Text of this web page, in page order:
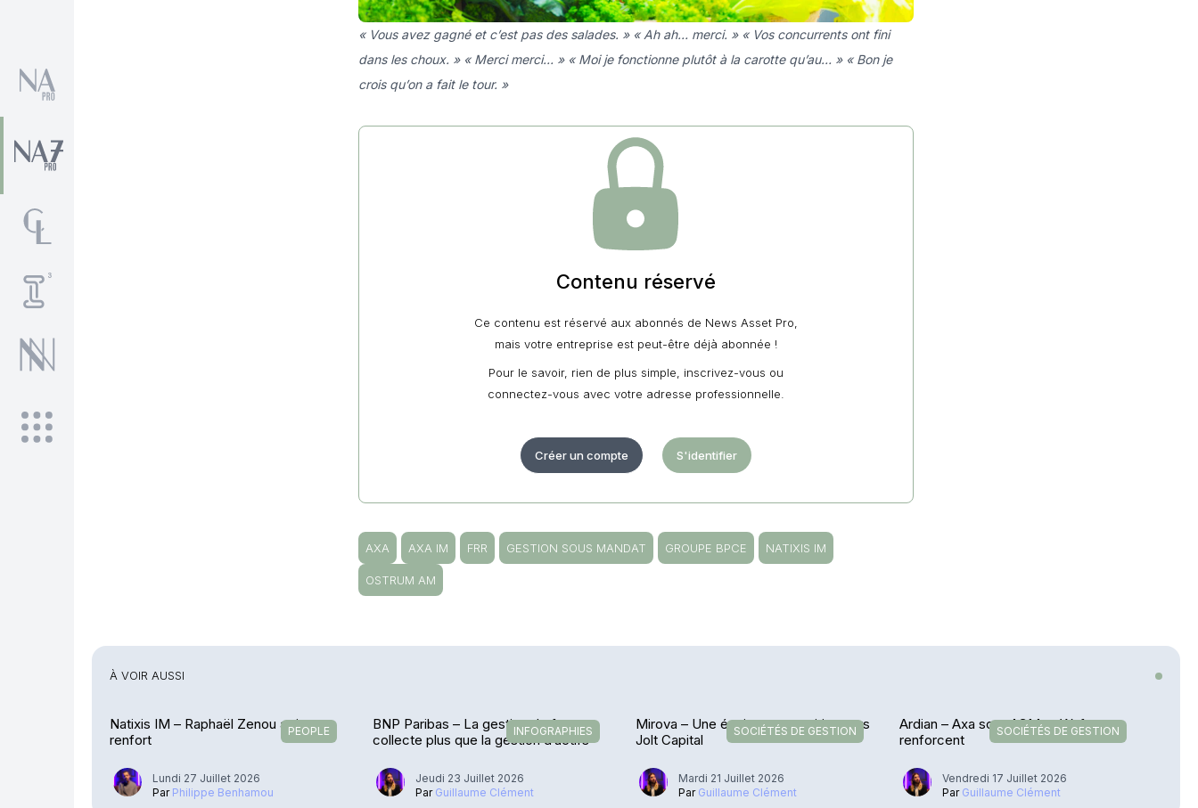
« Vous avez gagné et c’est pas des salades. » « Ah ah… merci. » « Vos concurrents ont fini
dans les choux. » « Merci merci… » « Moi je fonctionne plutôt à la carotte qu’au… » « Bon je
crois qu’on a fait le tour. »
Contenu réservé
Ce contenu est réservé aux abonnés de News Asset Pro,
mais votre entreprise est peut-être déjà abonnée !
Pour le savoir, rien de plus simple, inscrivez-vous ou
connectez-vous avec votre adresse professionnelle.
Créer un compte S'identifier
AXA AXA IM FRR GESTION SOUS MANDAT GROUPE BPCE NATIXIS IM
OSTRUM AM
À VOIR AUSSI
PEOPLE
Natixis IM – Raphaël Zenou arrive en
renfort
Lundi 27 Juillet 2026
Par Philippe Benhamou
INFOGRAPHIES
BNP Paribas – La gestion de fortune
collecte plus que la gestion d’actifs
Jeudi 23 Juillet 2026
Par Guillaume Clément
SOCIÉTÉS DE GESTION
Mirova – Une équipe en transition vers
Jolt Capital
Mardi 21 Juillet 2026
Par Guillaume Clément
SOCIÉTÉS DE GESTION
Ardian – Axa sort, ACM et Wafra se
renforcent
Vendredi 17 Juillet 2026
Par Guillaume Clément